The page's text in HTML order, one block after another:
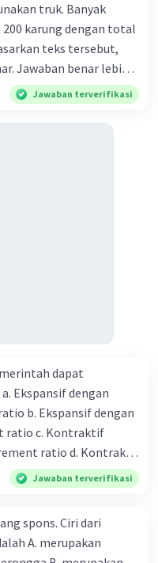
dan seluruh tumpah
citanya ini,
untuk menjaga
bersikap netral dan
truk. Banyak
karung dengan total
teks tersebut,
Jawaban benar lebih
25 kg adalah 50
50 kg adalah 150
C. Rp2.312.000 B.
Jawaban terverifikasi
dapat
Ekspansif dengan
b. Ekspansif dengan
ratio c. Kontraktif
ratio d. Kontraktif
ratio e.
Bila Bank
inflasi di mana
uang) naik
Jawaban terverifikasi
spons. Ciri dari
A. merupakan